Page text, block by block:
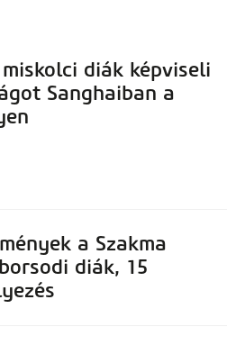
diák képviseli
Sanghaiban a
a Szakma
diák, 15